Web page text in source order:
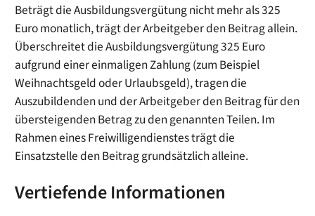
Beträgt die Ausbildungsvergütung nicht mehr als 325
Euro monatlich, trägt der Arbeitgeber den Beitrag allein.
Überschreitet die Ausbildungsvergütung 325 Euro
aufgrund einer einmaligen Zahlung (zum Beispiel
Weihnachtsgeld oder Urlaubsgeld), tragen die
Auszubildenden und der Arbeitgeber den Beitrag für den
übersteigenden Betrag zu den genannten Teilen. Im
Rahmen eines Freiwilligendienstes trägt die
Einsatzstelle den Beitrag grundsätzlich alleine.
Vertiefende Informationen